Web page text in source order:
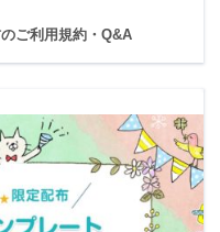
ご利用規約・Q&A